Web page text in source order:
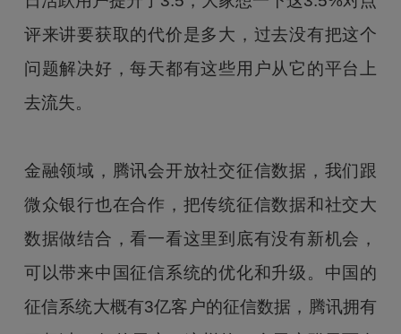
评来讲要获取的代价是多大，过去没有把这个
问题解决好，每天都有这些用户从它的平台上
去流失。
金融领域，腾讯会开放社交征信数据，我们跟
微众银行也在合作，把传统征信数据和社交大
数据做结合，看一看这里到底有没有新机会，
可以带来中国征信系统的优化和升级。中国的
征信系统大概有3亿客户的征信数据，腾讯拥有